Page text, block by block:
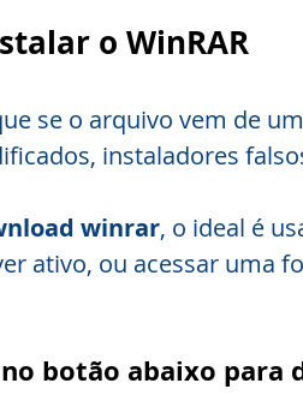
o WinRAR
se o arquivo vem de
instaladores
winrar, o ideal é
ativo, ou acessar uma
botão abaixo para